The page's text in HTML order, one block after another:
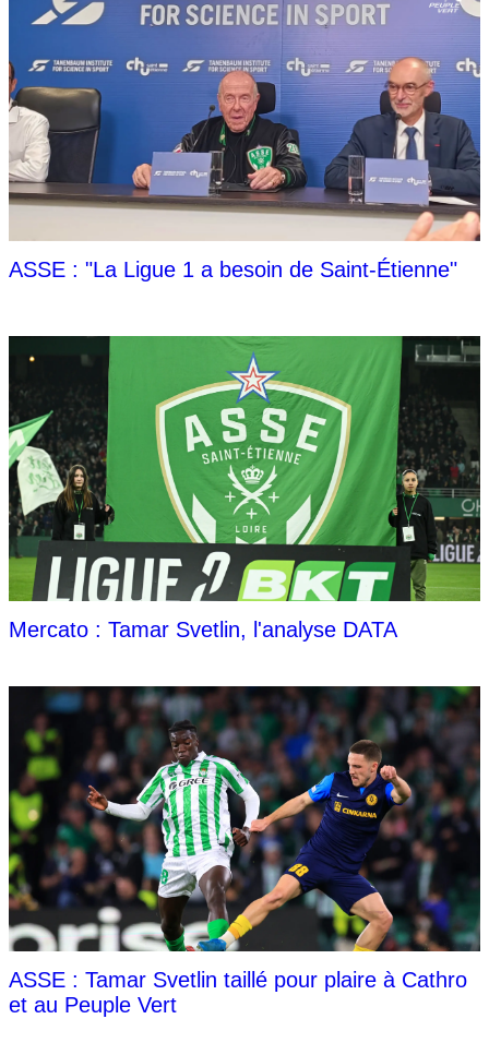
ASSE : "La Ligue 1 a besoin de Saint-Étienne"
Mercato : Tamar Svetlin, l'analyse DATA
ASSE : Tamar Svetlin taillé pour plaire à Cathro
et au Peuple Vert